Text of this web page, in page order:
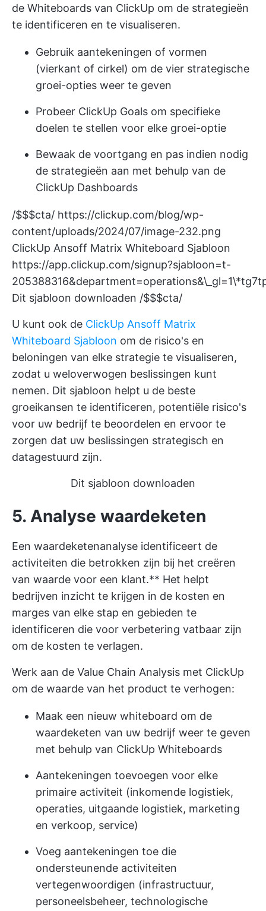
de Whiteboards van ClickUp om de strategieën
te identificeren en te visualiseren.
Gebruik aantekeningen of vormen
(vierkant of cirkel) om de vier strategische
groei-opties weer te geven
Probeer ClickUp Goals om specifieke
doelen te stellen voor elke groei-optie
Bewaak de voortgang en pas indien nodig
de strategieën aan met behulp van de
ClickUp Dashboards
/$$$cta/ https://clickup.com/blog/wp-
content/uploads/2024/07/image-232.png
ClickUp Ansoff Matrix Whiteboard Sjabloon
https://app.clickup.com/signup?sjabloon=t-
Dit sjabloon downloaden /$$$cta/
U kunt ook de ClickUp Ansoff Matrix
Whiteboard Sjabloon om de risico's en
beloningen van elke strategie te visualiseren,
zodat u weloverwogen beslissingen kunt
nemen. Dit sjabloon helpt u de beste
groeikansen te identificeren, potentiële risico's
voor uw bedrijf te beoordelen en ervoor te
zorgen dat uw beslissingen strategisch en
datagestuurd zijn.
Dit sjabloon downloaden
5. Analyse waardeketen
Een waardeketenanalyse identificeert de
activiteiten die betrokken zijn bij het creëren
van waarde voor een klant.** Het helpt
bedrijven inzicht te krijgen in de kosten en
marges van elke stap en gebieden te
identificeren die voor verbetering vatbaar zijn
om de kosten te verlagen.
Werk aan de Value Chain Analysis met ClickUp
om de waarde van het product te verhogen:
Maak een nieuw whiteboard om de
waardeketen van uw bedrijf weer te geven
met behulp van ClickUp Whiteboards
Aantekeningen toevoegen voor elke
primaire activiteit (inkomende logistiek,
operaties, uitgaande logistiek, marketing
en verkoop, service)
Voeg aantekeningen toe die
ondersteunende activiteiten
vertegenwoordigen (infrastructuur,
personeelsbeheer, technologische